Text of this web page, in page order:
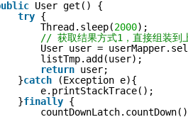
User get() {
try {
Thread.sleep(2000);
// 获取结果方式1，直接组装到
User user =
listTmp.add(user);
return user;
}catch
(Exception e){
e.printStackTrace();
}finally {